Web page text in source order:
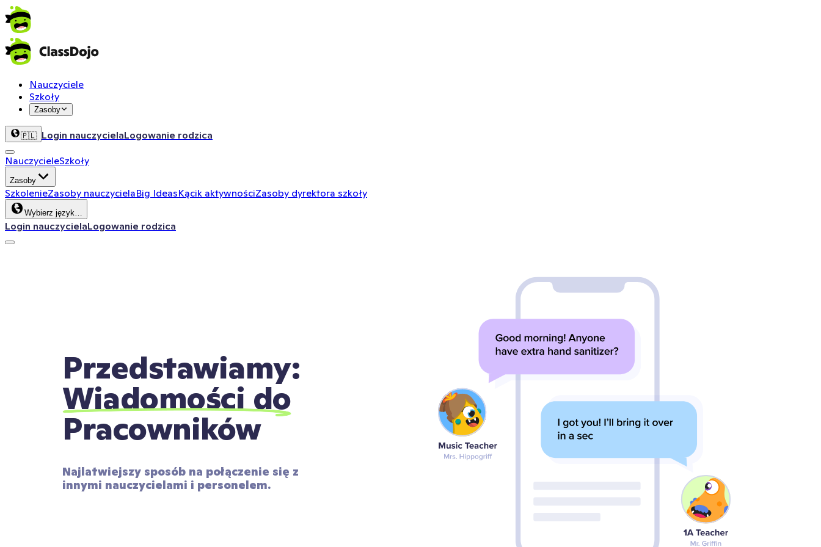
Nauczyciele
Szkoły
Zasoby
🇵🇱 Login nauczycielaLogowanie rodzica
NauczycieleSzkoły
Zasoby
SzkolenieZasoby nauczycielaBig IdeasKącik aktywnościZasoby dyrektora szkoły
Wybierz język…
Login nauczycielaLogowanie rodzica
Przedstawiamy:
Wiadomości do
Pracowników
Najlatwiejszy sposób na połączenie się z
innymi nauczycielami i personelem.